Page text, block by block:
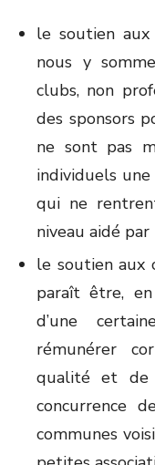
le soutien
nous y
clubs, non
des sponsors
ne sont pas
individuels
qui ne
niveau aidé
le soutien aux
paraît être,
d’une
rémunérer
qualité et de
concurrence
communes